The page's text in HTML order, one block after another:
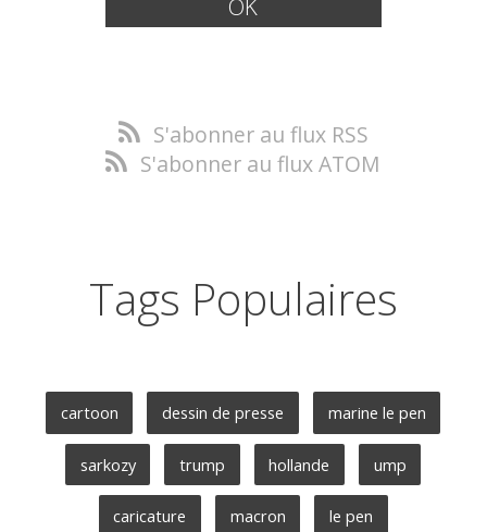
S'abonner au flux RSS
S'abonner au flux ATOM
Tags Populaires
cartoon dessin de presse marine le pen
sarkozy trump hollande ump
caricature macron le pen